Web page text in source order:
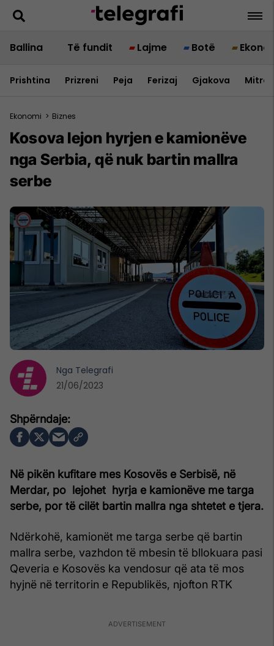
Ballina Të fundit Lajme Botë
Prishtina Prizreni Peja Ferizaj Gjakova
Ekonomi > Biznes
Kosova lejon hyrjen e kamionëve
nga Serbia, që nuk bartin mallra
serbe
Në pikën kufitare mes Kosovës e Serbisë, në
Merdar, po lejohet hyrja e kamionëve me targa
serbe, por të cilët bartin mallra nga shtetet e tjera.
Ndërkohë, kamionët me targa serbe që bartin
mallra serbe, vazhdon të mbesin të bllokuara pasi
Qeveria e Kosovës ka vendosur që ata të mos
hyjnë në territorin e Republikës, njofton RTK
Nga Telegrafi
21/06/2023